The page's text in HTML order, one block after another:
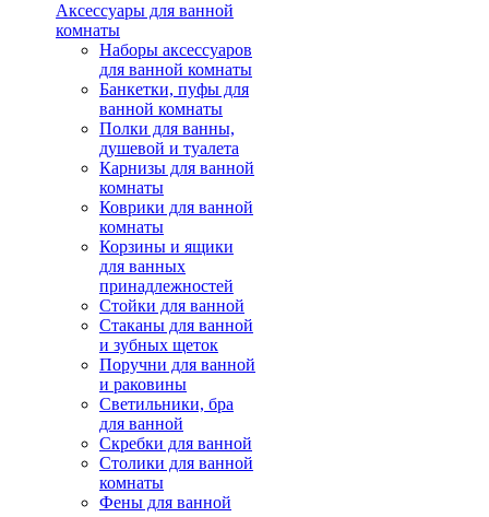
Аксессуары для ванной
комнаты
Наборы аксессуаров
для ванной комнаты
Банкетки, пуфы для
ванной комнаты
Полки для ванны,
душевой и туалета
Карнизы для ванной
комнаты
Коврики для ванной
комнаты
Корзины и ящики
для ванных
принадлежностей
Стойки для ванной
Стаканы для ванной
и зубных щеток
Поручни для ванной
и раковины
Светильники, бра
для ванной
Скребки для ванной
Столики для ванной
комнаты
Фены для ванной